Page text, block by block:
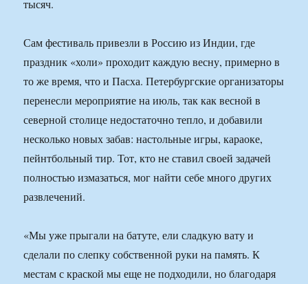
тысяч.
Сам фестиваль привезли в Россию из Индии, где
праздник «холи» проходит каждую весну, примерно в
то же время, что и Пасха. Петербургские организаторы
перенесли мероприятие на июль, так как весной в
северной столице недостаточно тепло, и добавили
несколько новых забав: настольные игры, караоке,
пейнтбольный тир. Тот, кто не ставил своей задачей
полностью измазаться, мог найти себе много других
развлечений.
«Мы уже прыгали на батуте, ели сладкую вату и
сделали по слепку собственной руки на память. К
местам с краской мы еще не подходили, но благодаря